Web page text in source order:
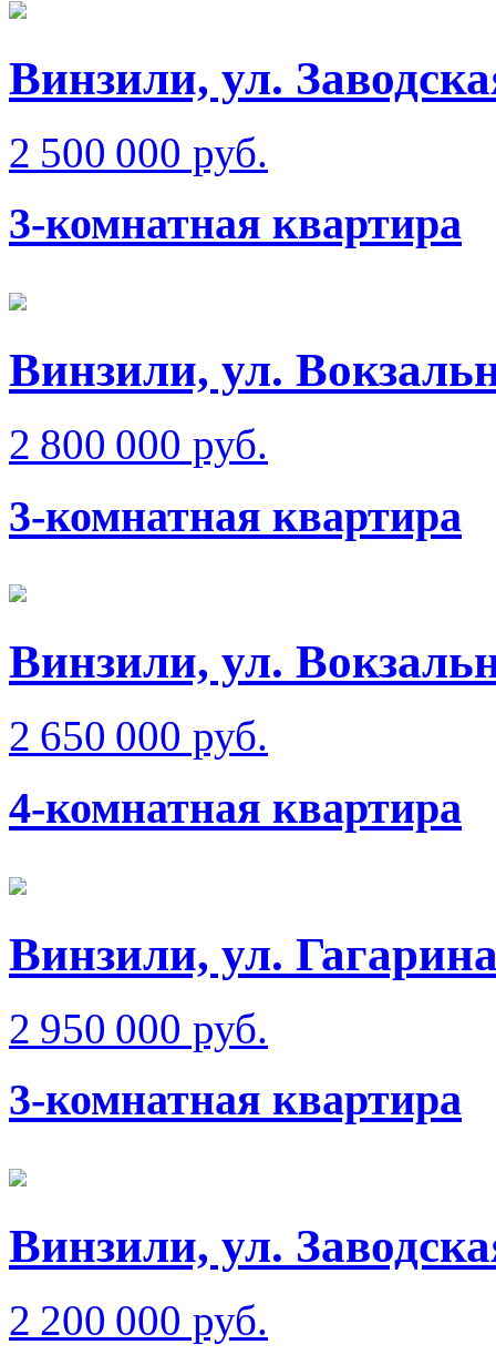
Винзили, ул.
2 500 000 руб.
3-комнатная квартира
Винзили, ул.
2 800 000 руб.
3-комнатная квартира
Винзили, ул.
2 650 000 руб.
4-комнатная квартира
Винзили, ул.
2 950 000 руб.
3-комнатная квартира
Винзили, ул.
2 200 000 руб.